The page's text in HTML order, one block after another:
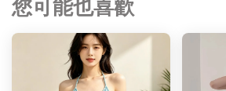
您可能也喜歡